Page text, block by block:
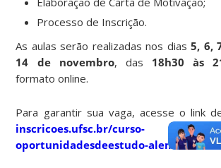
Processo de Inscrição.
As aulas serão realizadas nos dias5, 6,
14 de novembro, das 18h30 às
formato online.
Para garantir sua vaga, acesse o link
inscricoes.ufsc.br/curso-
oportunidadesdeestudo-alemao.